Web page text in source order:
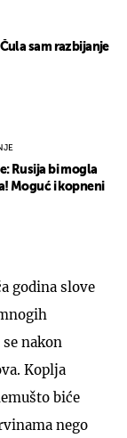
sam razbijanje
Rusija bi mogla
Moguć i kopneni
godina slove
nakon
Koplja
biće
nego